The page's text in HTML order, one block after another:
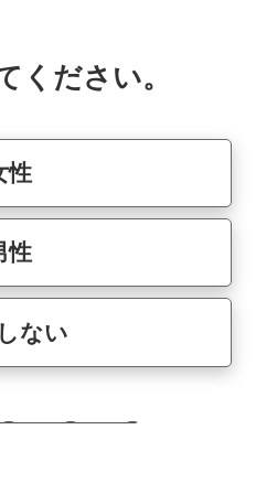
ください。
性
性
ない